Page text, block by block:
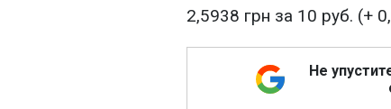
2,5938 грн за 10 руб. (+
Не